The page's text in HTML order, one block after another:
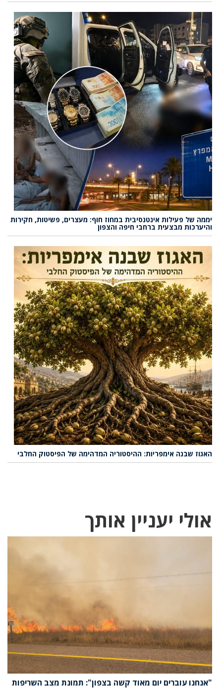
יממה של פעילות אינטנסיבית במחוז חוף: מעצרים, פשיטות, חקירות
והיערכות מבצעית ברחבי חיפה והצפון
האגוז שבנה אימפריות: ההיסטוריה המדהימה של הפיסטוק החלבי
אולי יעניין אותך
"אנחנו עוברים יום מאוד קשה בצפון": תמונת מצב השריפות